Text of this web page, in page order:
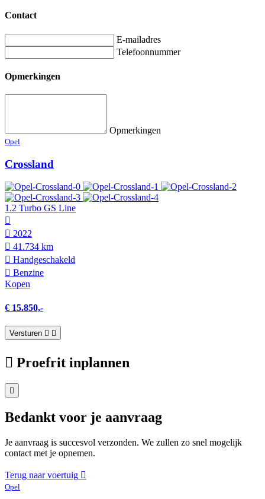
Contact
E-mailadres
Telefoonnummer
Opmerkingen
Opmerkingen
Opel
Crossland
1.2 Turbo GS Line
2022
41.734 km
Hand­geschakeld
Benzine
Kopen
€ 15.850,-
Versturen
Proefrit inplannen
Bedankt voor je aanvraag
Je aanvraag is succesvol verzonden. We zullen zo snel mogelijk
contact met je opnemen.
Terug naar voertuig
Opel